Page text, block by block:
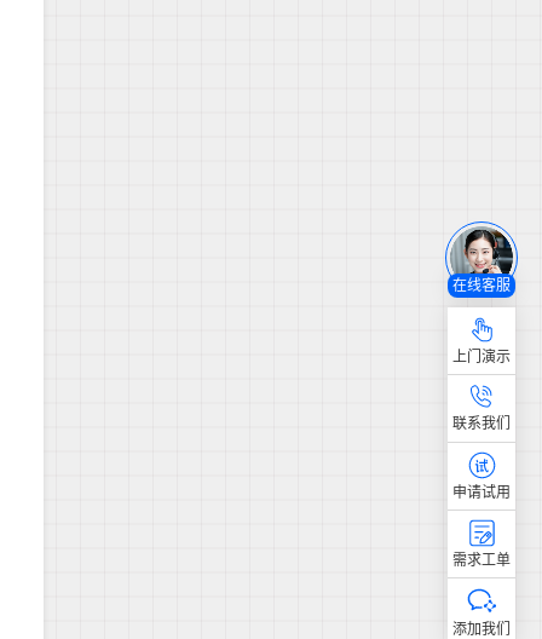
在线客服
上门演示
联系我们
申请试用
需求工单
添加我们